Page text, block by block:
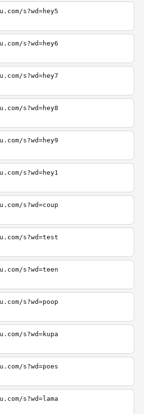
s?wd=hey5
s?wd=hey6
s?wd=hey7
s?wd=hey8
s?wd=hey9
s?wd=hey1
s?wd=coup
s?wd=test
s?wd=teen
s?wd=poop
s?wd=kupa
s?wd=poes
s?wd=lama